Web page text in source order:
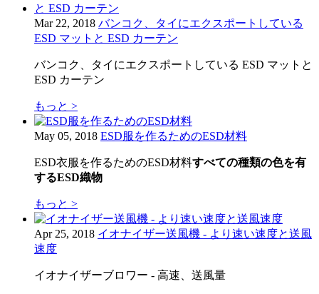
Mar 22, 2018 バンコク、タイにエクスポートしている
ESD マットと ESD カーテン
バンコク、タイにエクスポートしている ESD マットと
ESD カーテン
もっと >
May 05, 2018 ESD服を作るためのESD材料
ESD衣服を作るためのESD材料すべての種類の色を有
するESD織物
もっと >
Apr 25, 2018 イオナイザー送風機 - より速い速度と送風
速度
イオナイザーブロワー - 高速、送風量